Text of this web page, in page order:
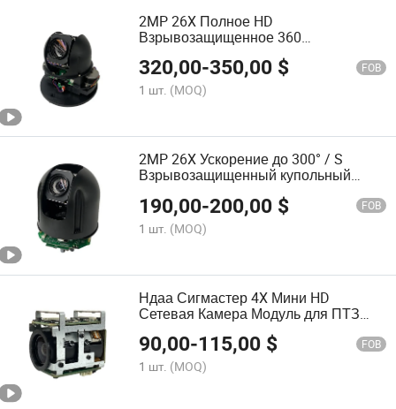
2MP 26X Полное HD
Взрывозащищенное 360
Горизонтальное купольное камерное
устройство
320,00-350,00 $ FOB
1 шт. (MOQ)
2MP 26X Ускорение до 300° / S
Взрывозащищенный купольный
190,00-200,00 $ FOB
1 шт. (MOQ)
Ндаа Сигмастер 4X Мини HD
Сетевая Камера Модуль для ПТЗ
90,00-115,00 $ FOB
1 шт. (MOQ)